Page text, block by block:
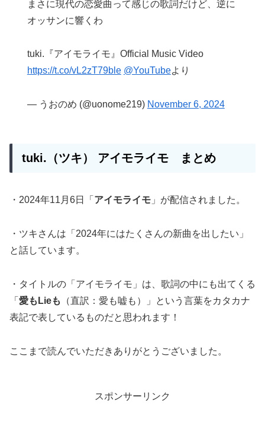
まさに現代の恋愛曲って感じの歌詞だけど、逆に
オッサンに響くわ
tuki.『アイモライモ』Official Music Video
https://t.co/vL2zT79ble @YouTubeより
— うおのめ (@uonome219) November 6, 2024
tuki.（ツキ） アイモライモ まとめ
・2024年11月6日「 アイモライモ 」が配信されました。
・ツキさんは「2024年にはたくさんの新曲を出したい」
と話しています。
・タイトルの「アイモライモ」は、歌詞の中にも出てくる
「 愛もLieも
（直訳：愛も嘘も）」という言葉をカタカナ
表記で表しているものだと思われます！
ここまで読んでいただきありがとうございました。
スポンサーリンク